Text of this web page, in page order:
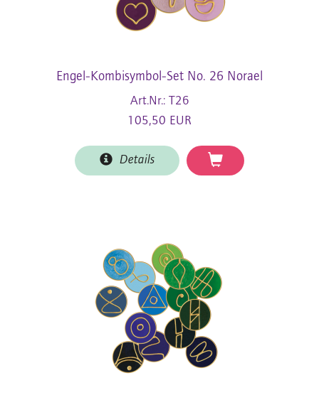
Engel-Kombisymbol-Set No. 26 Norael
Art.Nr.: T26
105,50 EUR
Details